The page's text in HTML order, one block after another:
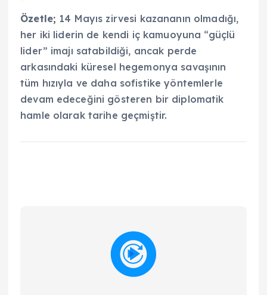
Özetle; 14 Mayıs zirvesi kazananın olmadığı,
her iki liderin de kendi iç kamuoyuna “güçlü
lider” imajı satabildiği, ancak perde
arkasındaki küresel hegemonya savaşının
tüm hızıyla ve daha sofistike yöntemlerle
devam edeceğini gösteren bir diplomatik
hamle olarak tarihe geçmiştir.